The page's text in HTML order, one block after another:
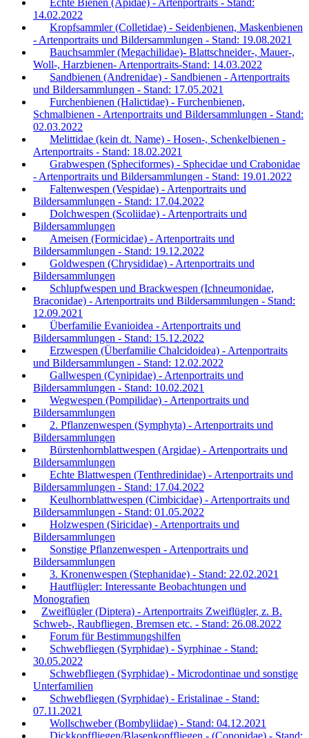
Echte Bienen (Apidae) - Artenportraits - Stand:
14.02.2022
Kropfsammler (Colletidae) - Seidenbienen, Maskenbienen
- Artenportraits und Bildersammlungen - Stand: 19.08.2021
Bauchsammler (Megachilidae)- Blattschneider-, Mauer-,
Woll-, Harzbienen- Artenportraits-Stand: 14.03.2022
Sandbienen (Andrenidae) - Sandbienen - Artenportraits
und Bildersammlungen - Stand: 17.05.2021
Furchenbienen (Halictidae) - Furchenbienen,
Schmalbienen - Artenportraits und Bildersammlungen - Stand:
02.03.2022
Melittidae (kein dt. Name) - Hosen-, Schenkelbienen -
Artenportraits - Stand: 18.02.2021
Grabwespen (Spheciformes) - Sphecidae und Crabonidae
- Artenportraits und Bildersammlungen - Stand: 19.01.2022
Faltenwespen (Vespidae) - Artenportraits und
Bildersammlungen - Stand: 17.04.2022
Dolchwespen (Scoliidae) - Artenportraits und
Bildersammlungen
Ameisen (Formicidae) - Artenportraits und
Bildersammlungen - Stand: 19.12.2022
Goldwespen (Chrysididae) - Artenportraits und
Bildersammlungen
Schlupfwespen und Brackwespen (Ichneumonidae,
Braconidae) - Artenportraits und Bildersammlungen - Stand:
12.09.2021
Überfamilie Evanioidea - Artenportraits und
Bildersammlungen - Stand: 15.12.2022
Erzwespen (Überfamilie Chalcidoidea) - Artenportraits
und Bildersammlungen - Stand: 12.02.2022
Gallwespen (Cynipidae) - Artenportraits und
Bildersammlungen - Stand: 10.02.2021
Wegwespen (Pompilidae) - Artenportraits und
Bildersammlungen
2. Pflanzenwespen (Symphyta) - Artenportraits und
Bildersammlungen
Bürstenhornblattwespen (Argidae) - Artenportraits und
Bildersammlungen
Echte Blattwespen (Tenthredinidae) - Artenportraits und
Bildersammlungen - Stand: 17.04.2022
Keulhornblattwespen (Cimbicidae) - Artenportraits und
Bildersammlungen - Stand: 01.05.2022
Holzwespen (Siricidae) - Artenportraits und
Bildersammlungen
Sonstige Pflanzenwespen - Artenportraits und
Bildersammlungen
3. Kronenwespen (Stephanidae) - Stand: 22.02.2021
Hautflügler: Interessante Beobachtungen und
Monografien
Zweiflügler (Diptera) - Artenportraits Zweiflügler, z. B.
Schweb-, Raubfliegen, Bremsen etc. - Stand: 26.08.2022
Forum für Bestimmungshilfen
Schwebfliegen (Syrphidae) - Syrphinae - Stand:
30.05.2022
Schwebfliegen (Syrphidae) - Microdontinae und sonstige
Unterfamilien
Schwebfliegen (Syrphidae) - Eristalinae - Stand:
07.11.2021
Wollschweber (Bombyliidae) - Stand: 04.12.2021